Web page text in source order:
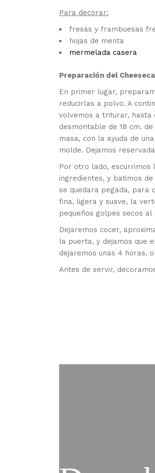
Para decorar:
fresas y frambuesas
hojas de menta
mermelada casera
Preparación del
En primer lugar,
reducirlas a polvo. A
volvemos a triturar, hasta
desmontable de 18 cm.
masa, con la ayuda de
molde. Dejamos
Por otro lado, escurrimos
ingredientes, y batimos
se quedara pegada, para
fina, ligera y suave, la
pequeños golpes secos
Dejaremos cocer,
la puerta, y dejamos que
dejaremos unas 4 horas,
Antes de servir,